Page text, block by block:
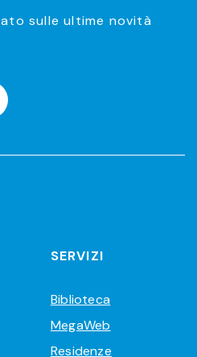
sulle ultime novità
SERVIZI
Biblioteca
MegaWeb
Residenze